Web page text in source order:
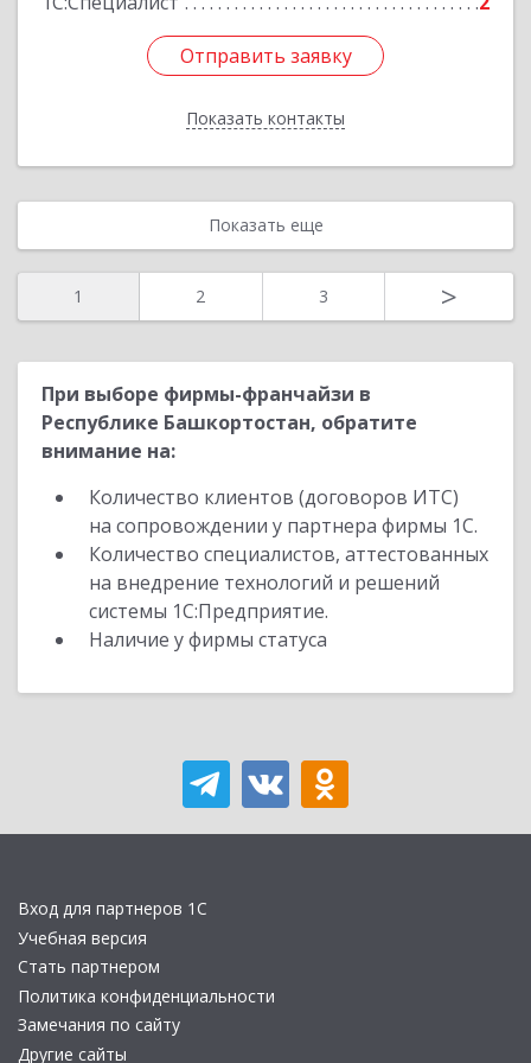
Отправить заявку
Показать контакты
Отправить заявку
Назад
Показать еще
1 2 3 >
При выборе фирмы-франчайзи в
Республике Башкортостан, обратите
внимание на:
Количество клиентов (договоров ИТС)
на сопровождении у партнера фирмы 1С.
Количество специалистов, аттестованных
на внедрение технологий и решений
системы 1С:Предприятие.
Наличие у фирмы статуса
Вход для партнеров 1С
Учебная версия
Стать партнером
Политика конфиденциальности
Замечания по сайту
Другие сайты